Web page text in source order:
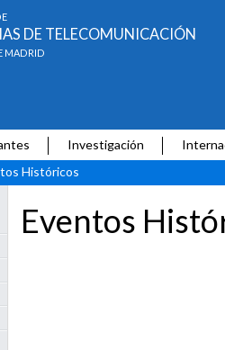
DE TELECOMUNICACIÓN
MADRID
Investigación
Históricos
Eventos